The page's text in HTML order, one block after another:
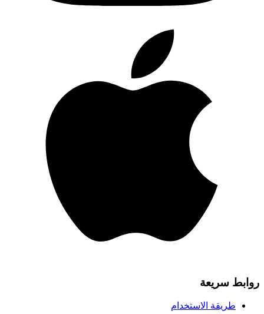
روابط سريعة
طريقة الاستخدام